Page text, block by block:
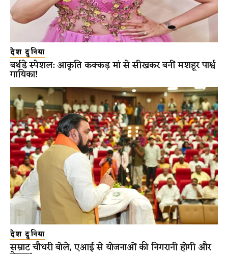
देश दुनिया
बर्थडे स्पेशल: आकृति कक्कड़ मां से सीखकर बनीं मशहूर पार्श्व
गायिका!
देश दुनिया
सम्राट चौधरी बोले, एआई से योजनाओं की निगरानी होगी और